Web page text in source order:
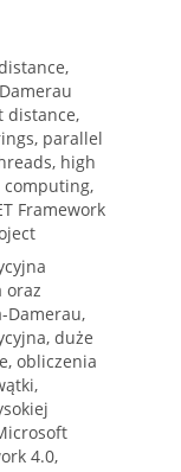
distance,
parallel
high
Framework
oraz
Damerau,
duże
obliczenia
4.0,